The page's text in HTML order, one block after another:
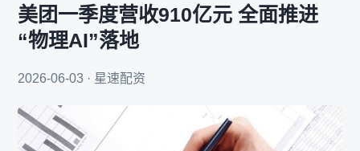
美团一季度营收910亿元 全面推进
“物理AI”落地
2026-06-03 · 星速配资